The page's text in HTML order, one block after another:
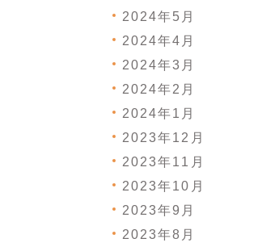
2024年5月
2024年4月
2024年3月
2024年2月
2024年1月
2023年12月
2023年11月
2023年10月
2023年9月
2023年8月